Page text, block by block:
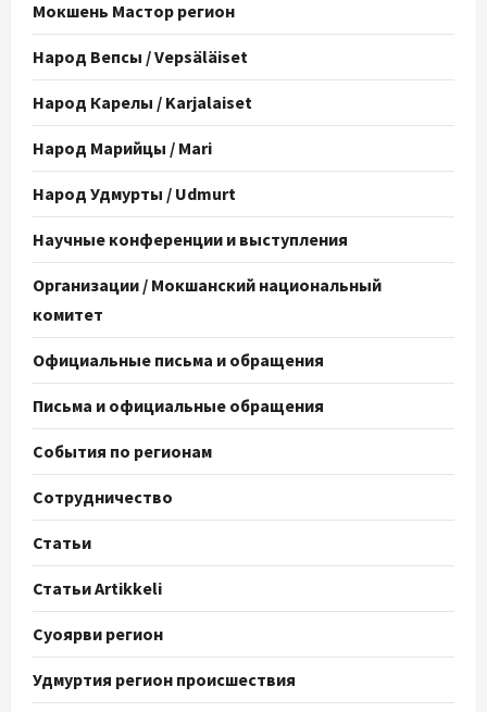
Мокшень Мастор регион
Народ Вепсы / Vepsäläiset
Народ Карелы / Karjalaiset
Народ Марийцы / Mari
Народ Удмурты / Udmurt
Научные конференции и выступления
Организации / Мокшанский национальный
комитет
Официальные письма и обращения
Письма и официальные обращения
События по регионам
Сотрудничество
Статьи
Статьи Artikkeli
Суоярви регион
Удмуртия регион происшествия